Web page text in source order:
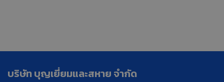
บริษัท บุญเยี่ยมและสหาย จำกัด